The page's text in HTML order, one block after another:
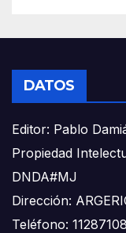
DATOS
Editor: Pablo
Propiedad
DNDA#MJ
Dirección:
Teléfono: